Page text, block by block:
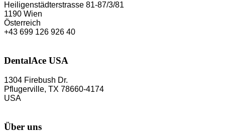
Heiligenstädterstrasse 81-87/3/81
1190 Wien
Österreich
+43 699 126 926 40
DentalAce USA
1304 Firebush Dr.
Pflugerville, TX 78660-4174
USA
Über uns